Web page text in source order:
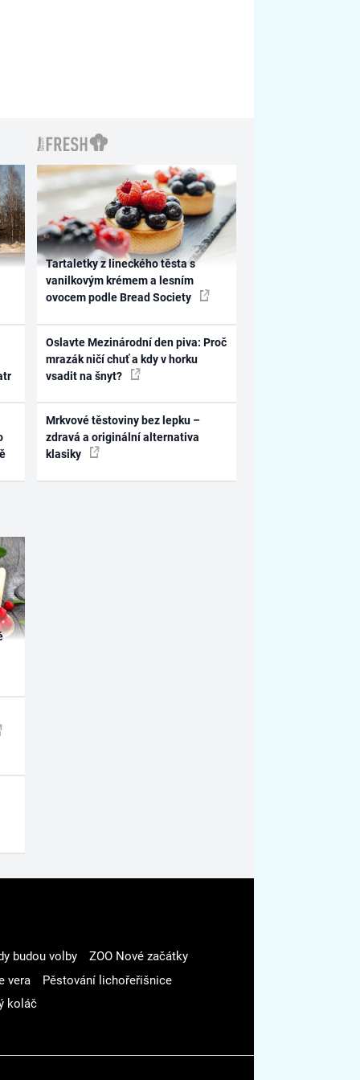
Tartaletky z lineckého těsta s
vanilkovým krémem a lesním
ovocem podle Bread Society
Oslavte Mezinárodní den piva: Proč
mrazák ničí chuť a kdy v horku
vsadit na šnyt?
Mrkvové těstoviny bez lepku –
zdravá a originální alternativa
klasiky
budou volby
ZOO Nové začátky
vera
Pěstování lichořeřišnice
koláč